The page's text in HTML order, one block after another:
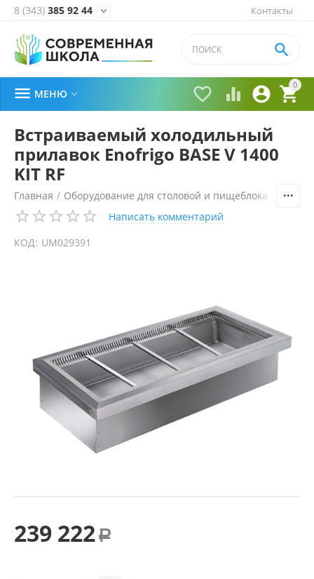
Контакты
8 (343) 385 92 44 
0


 

 МЕНЮ 
Встраиваемый холодильный
прилавок Enofrigo BASE V 1400
KIT RF
Главная / Оборудование для столовой и пищеблока
Написать комментарий
КОД: UM029391
239 222 Р